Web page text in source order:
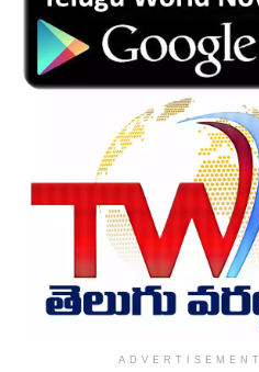
ADVERTISEMENT